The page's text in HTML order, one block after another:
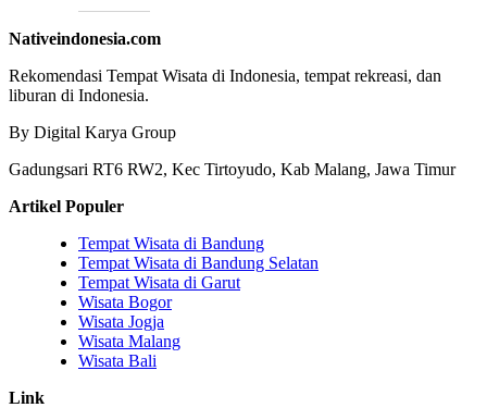
Nativeindonesia.com
Rekomendasi Tempat Wisata di Indonesia, tempat rekreasi, dan
liburan di Indonesia.
By Digital Karya Group
Gadungsari RT6 RW2, Kec Tirtoyudo, Kab Malang, Jawa Timur
Artikel Populer
Tempat Wisata di Bandung
Tempat Wisata di Bandung Selatan
Tempat Wisata di Garut
Wisata Bogor
Wisata Jogja
Wisata Malang
Wisata Bali
Link